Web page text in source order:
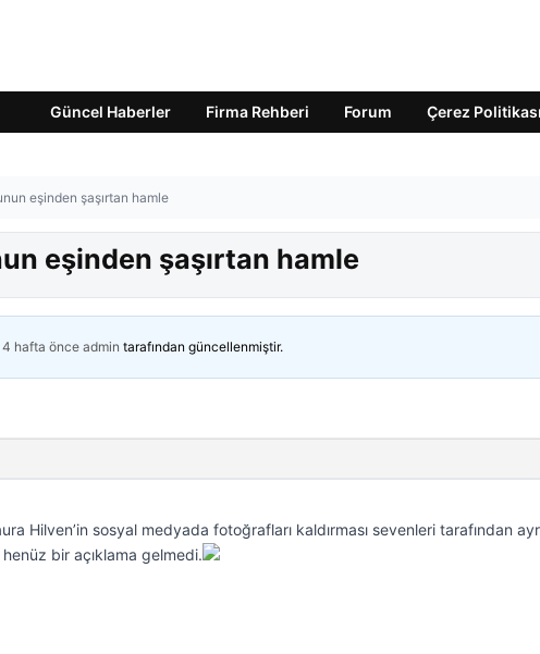
Güncel Haberler Firma Rehberi Forum Çerez Politikası
eşinden şaşırtan hamle
eşinden şaşırtan hamle
4 hafta önceadmin tarafından güncellenmiştir.
Hilven’in sosyal medyada fotoğrafları kaldırması sevenleri tarafından
bir açıklama gelmedi.